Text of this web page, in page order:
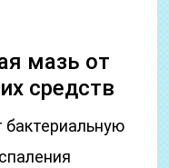
мазь от
средств
бактериальную